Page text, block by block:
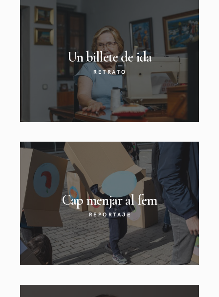
Un billete deida
RETRATO
Cap menjar alfem
REPORTAJE